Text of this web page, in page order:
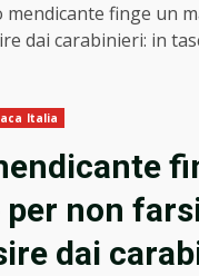
mendicante finge un
dai carabinieri: in
Italia
per non
dai